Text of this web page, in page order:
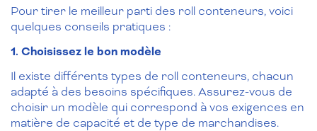
Pour tirer le meilleur parti des roll conteneurs, voici
quelques conseils pratiques :
1. Choisissez le bon modèle
Il existe différents types de roll conteneurs, chacun
adapté à des besoins spécifiques. Assurez-vous de
choisir un modèle qui correspond à vos exigences en
matière de capacité et de type de marchandises.